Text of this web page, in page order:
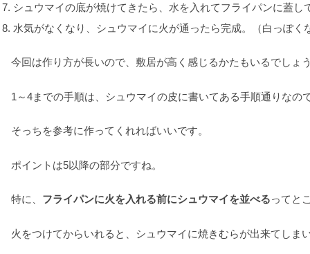
シュウマイの底が焼けてきたら、水を入れてフライパンに蓋し
水気がなくなり、シュウマイに火が通ったら完成。（白っぽく
今回は作り方が長いので、敷居が高く感じるかたもいるでしょ
1～4までの手順は、シュウマイの皮に書いてある手順通りなの
そっちを参考に作ってくれればいいです。
ポイントは5以降の部分ですね。
特に、 フライパンに火を入れる前にシュウマイを並べるってと
火をつけてからいれると、シュウマイに焼きむらが出来てしま